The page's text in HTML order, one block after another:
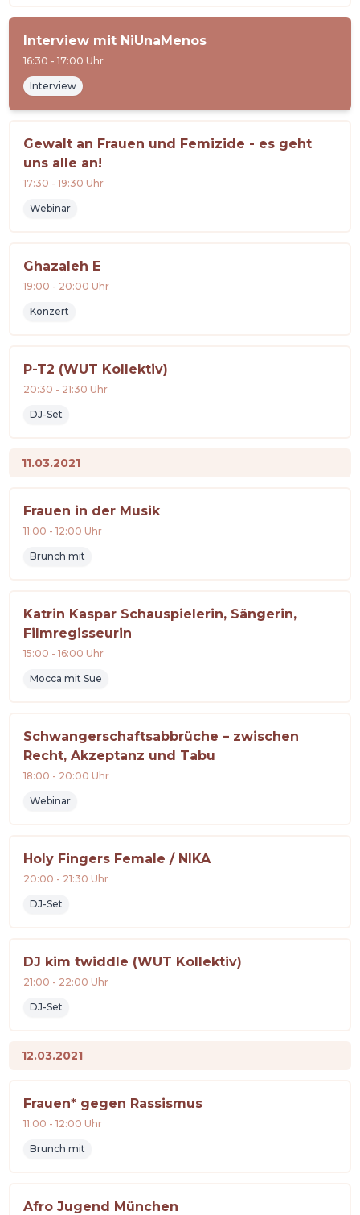
Interview mit NiUnaMenos
16:30 -17:00 Uhr
Interview
Gewalt an Frauen und Femizide - es geht
uns alle an!
17:30 -19:30 Uhr
Webinar
Ghazaleh E
19:00 - 20:00 Uhr
Konzert
P-T2 (WUT Kollektiv)
20:30 - 21:30 Uhr
DJ-Set
11.03.2021
Frauen in der Musik
11:00 -12:00 Uhr
Brunch mit
Katrin Kaspar Schauspielerin, Sängerin,
Filmregisseurin
15:00 -16:00 Uhr
Mocca mit Sue
Schwangerschaftsabbrüche – zwischen
Recht, Akzeptanz und Tabu
18:00 - 20:00 Uhr
Webinar
Holy Fingers Female / NIKA
20:00 - 21:30 Uhr
DJ-Set
DJ kim twiddle (WUT Kollektiv)
21:00 - 22:00 Uhr
DJ-Set
12.03.2021
Frauen* gegen Rassismus
11:00 -12:00 Uhr
Brunch mit
Afro Jugend München